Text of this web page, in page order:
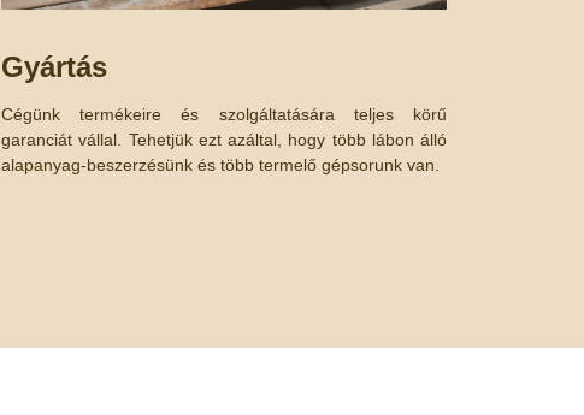
Gyártás
Cégünk termékeire és szolgáltatására teljes körű
garanciát vállal. Tehetjük ezt azáltal, hogy több lábon álló
alapanyag-beszerzésünk és több termelő gépsorunk van.